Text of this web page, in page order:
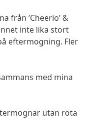
från ’Cheerio’ &
inte lika stort
eftermogning. Fler
med mina
utan röta